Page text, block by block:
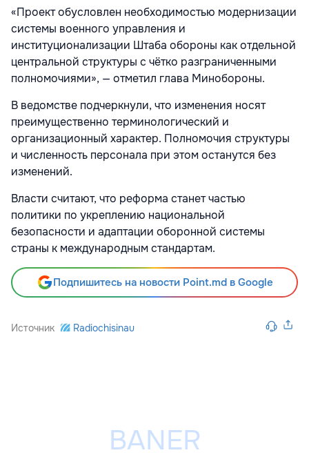
«Проект обусловлен необходимостью модернизации
системы военного управления и
институционализации Штаба обороны как отдельной
центральной структуры с чётко разграниченными
полномочиями», — отметил глава Минобороны.
В ведомстве подчеркнули, что изменения носят
преимущественно терминологический и
организационный характер. Полномочия структуры
и численность персонала при этом останутся без
изменений.
Власти считают, что реформа станет частью
политики по укреплению национальной
безопасности и адаптации оборонной системы
страны к международным стандартам.
Подпишитесь на новости Point.md в Google
Источник Radiochisinau